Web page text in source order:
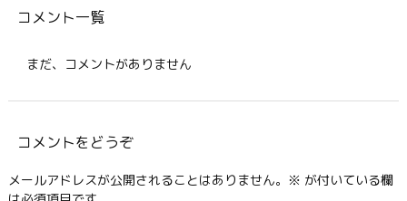
コメント一覧
まだ、コメントがありません
コメントをどうぞ
メールアドレスが公開されることはありません。 ※ が付いている欄